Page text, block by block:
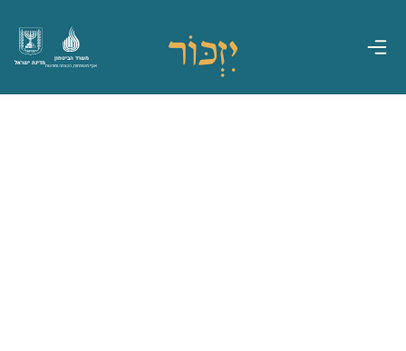
מדינת ישראל
משרד הביטחון
אגף משפחות, הנצחה ומורשת